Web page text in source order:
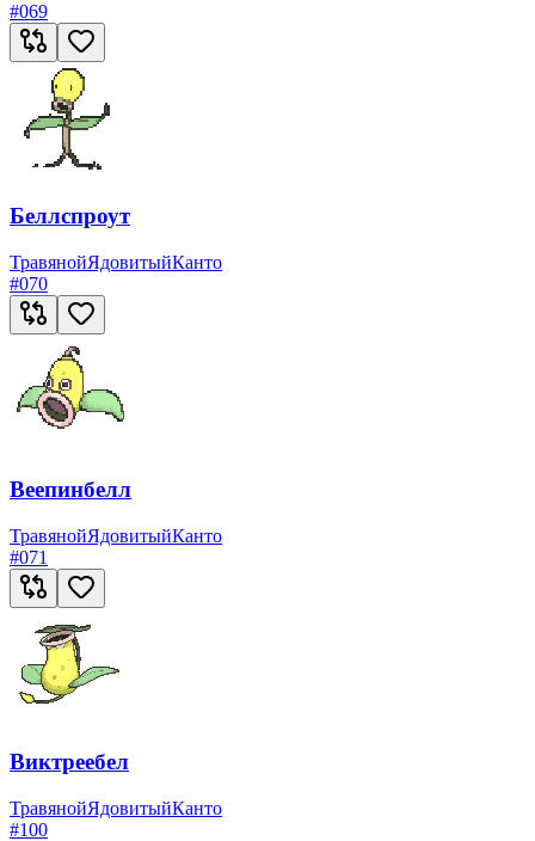
#069
Беллспроут
ТравянойЯдовитыйКанто
#070
Веепинбелл
ТравянойЯдовитыйКанто
#071
Виктреебел
ТравянойЯдовитыйКанто
#100